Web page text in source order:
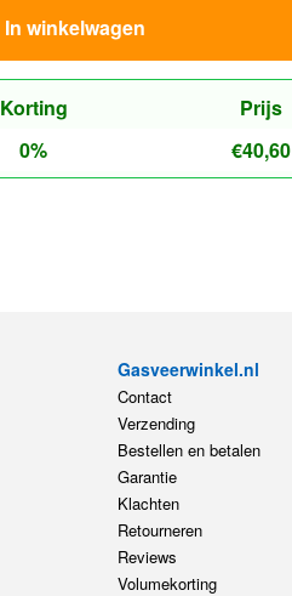
In winkelwagen
Korting
Prijs
0% €40,60
Gasveerwinkel.nl
Contact
Verzending
Bestellen en betalen
Garantie
Klachten
Retourneren
Reviews
Volumekorting